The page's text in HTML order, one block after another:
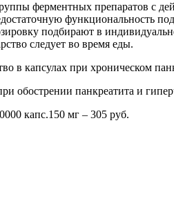
ферментных препаратов с
функциональность
подбирают в
следует во время еды.
в капсулах при хроническом
обострении панкреатита и
капс.150 мг – 305 руб.